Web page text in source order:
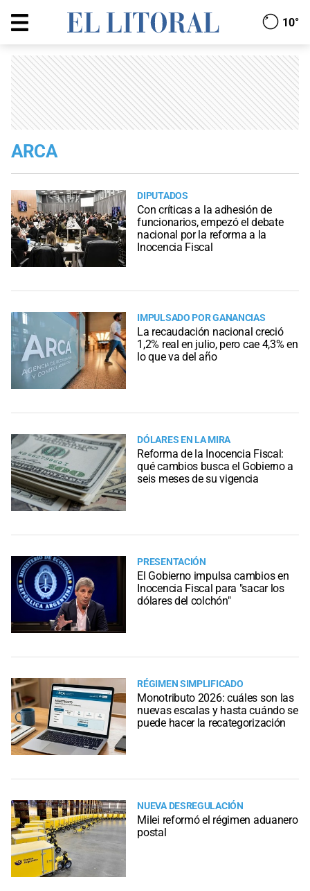
10°
ARCA
DIPUTADOS
Con críticas a la adhesión de
funcionarios, empezó el debate
nacional por la reforma a la
Inocencia Fiscal
IMPULSADO POR GANANCIAS
La recaudación nacional creció
1,2% real en julio, pero cae 4,3% en
lo que va del año
DÓLARES EN LA MIRA
Reforma de la Inocencia Fiscal:
qué cambios busca el Gobierno a
seis meses de su vigencia
PRESENTACIÓN
El Gobierno impulsa cambios en
Inocencia Fiscal para "sacar los
dólares del colchón"
RÉGIMEN SIMPLIFICADO
Monotributo 2026: cuáles son las
nuevas escalas y hasta cuándo se
puede hacer la recategorización
NUEVA DESREGULACIÓN
Milei reformó el régimen aduanero
postal